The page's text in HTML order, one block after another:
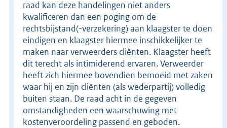
raad kan deze handelingen niet anders
kwalificeren dan een poging om de
rechtsbijstand(-verzekering) aan klaagster te doen
eindigen en klaagster hiermee inschikkelijker te
maken naar verweerders cliënten. Klaagster heeft
dit terecht als intimiderend ervaren. Verweerder
heeft zich hiermee bovendien bemoeid met zaken
waar hij en zijn cliënten (als wederpartij) volledig
buiten staan. De raad acht in de gegeven
omstandigheden een waarschuwing met
kostenveroordeling passend en geboden.